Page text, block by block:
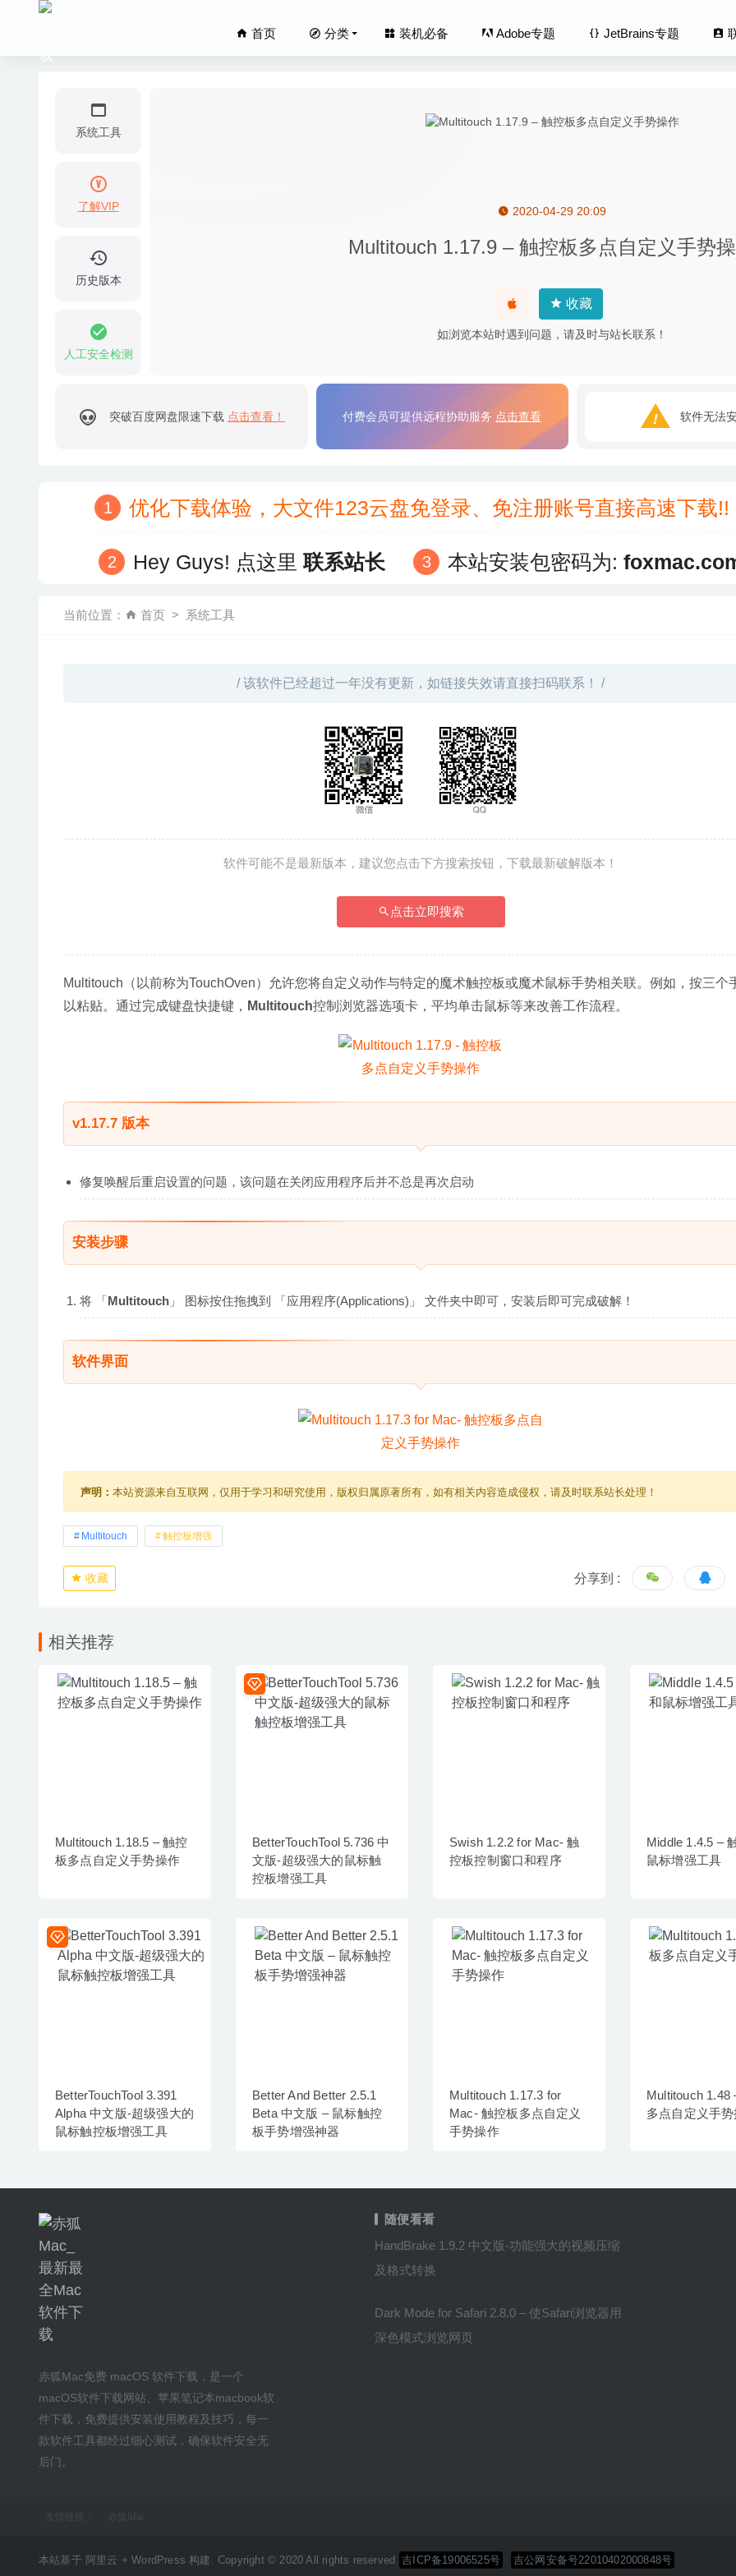
首页 分类 装机必备 Adobe专题 JetBrains专题
系统工具
了解VIP
历史版本
人工安全检测
2020-04-29 20:09
Multitouch 1.17.9 – 触控板多点自定义手势
收藏
如浏览本站时遇到问题，请及时与站长联系！
突破百度网盘限速下载 点击查看！ 付费会员可提供远程协助服务 点击查看 软件无法
优化下载体验，大文件123云盘免登录、免注册账号直接高速下
Hey Guys! 点这里联系站长 本站安装包密码为:
当前位置： 首页 系统工具
/ 该软件已经超过一年没有更新，如链接失效请直接扫码联系！ /
软件可能不是最新版本，建议您点击下方搜索按钮，下载最新破解版本！
点击立即搜索
Multitouch（以前称为TouchOven）允许您将自定义动作与特定的魔术触控板或魔术鼠标手势相关联。例如，按三个
以粘贴。通过完成键盘快捷键， Multitouch控制浏览器选项卡，平均单击鼠标等来改善工作流程。
v1.17.7 版本
修复唤醒后重启设置的问题，该问题在关闭应用程序后并不总是再次启动
安装步骤
将 「Multitouch 」 图标按住拖拽到 「应用程序(Applications)」 文件夹中即可，安装后即可完成破解！
软件界面
声明： 本站资源来自互联网，仅用于学习和研究使用，版权归属原著所有，如有相关内容造成侵权，请及时联系站长处理！
Multitouch 触控板增强
收藏 分享到 :
相关推荐
Multitouch 1.18.5 – 触控
板多点自定义手势操作
BetterTouchTool 5.736 中
文版-超级强大的鼠标触
控板增强工具
Swish 1.2.2 for Mac- 触
控板控制窗口和程序
Middle 1.4.5 –
鼠标增强工具
BetterTouchTool 3.391
Alpha 中文版-超级强大的
鼠标触控板增强工具
Better And Better 2.5.1
Beta 中文版 – 鼠标触控
板手势增强神器
Multitouch 1.17.3 for
Mac- 触控板多点自定义
手势操作
Multitouch 1.48
多点自定义手
赤狐Mac免费 macOS 软件下载 ，是一个
macOS软件下载网站
苹果笔记本macbook软
件下载 ，免费提供安装使用教程及技巧 ，每一
款软件工具都经过细心测试，确保软件安全无
后门。
随便看看
HandBrake 1.9.2 中文版-功能强大的视频压缩
及格式转换
Dark Mode for Safari 2.8.0 – 使Safari浏览器用
深色模式浏览网页
友情链接：
本站基于 阿里云 + WordPress 构建. Copyright © 2020 All rights reserved 吉ICP备19006525号 吉公网安备号22010402000848号
ProFind 1.40 – 高级文件搜索工具 2026-08-04
Effie 5.1.5 中文版 – 思想家专用的写作软件 2025-05-26
QuickRes 4.9 中文版 – 屏幕分辨率快速调节神器 2021-11-01